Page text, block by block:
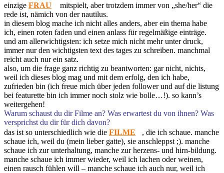
einzige FRAU
mitspielt, aber trotzdem immer von „she/her“ die
rede ist, nämich von der nautilus.
in diesem blog mache ich nicht alles anders, aber ein thema habe
ich, einen roten faden und einen anlass für regelmäßige einträge.
und am allerwichtigsten: ich setze mich nicht mehr unter druck,
immer nur den wichtigsten text des tages zu schreiben. manchmal
reicht auch nur ein satz.
also, um die frage ganz richtig zu beantworten: gar nicht, nichts,
weil ich dieses blog mag und mit dem erfolg, den ich habe,
zufrieden bin (ich freue mich über jeden follower und auf die listung
bei featurette bin ich immer noch stolz wie bolle…!). so kann’s
weitergehen!
Warum schaust du dir Filme an? Was erwartest du von ihnen? Was
versprichst du dir für dich davon?
das ist so unterschiedlich wie die FILME
, die ich schaue. manche
schaue ich, weil du (mein lieber gatte), sie anschleppst ;). manche
schaue ich zur unterhaltung, manche zur herzens- und hirn-bildung.
manche schaue ich immer wieder, weil ich lachen oder weinen,
einen rausch fühlen will – manche schaue ich auch nur, weil ich